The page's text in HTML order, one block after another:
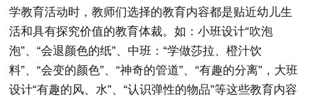
学教育活动时，教师们选择的教育内容都是贴近幼儿生
活和具有探究价值的教育体裁。如：小班设计“吹泡
泡”、“会退颜色的纸”、中班：“学做莎拉、橙汁饮
料”、“会变的颜色”、“神奇的管道”、“有趣的分离”，大班
设计“有趣的风、水”、“认识弹性的物品”等这些教育内容